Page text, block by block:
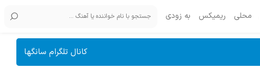
محلی ریمیکس به زودی
کانال تلگرام سانگها